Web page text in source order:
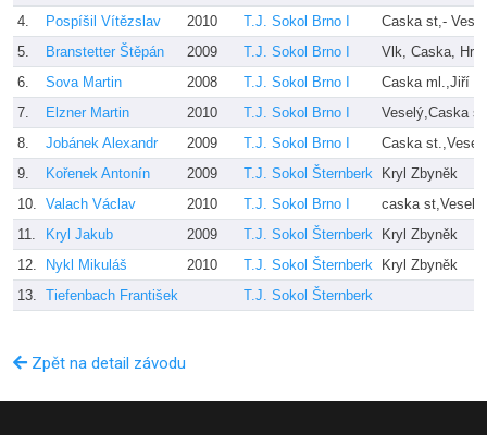
4.
Pospíšil Vítězslav 2010 T.J. Sokol Brno I
Caska st,-
5.
Branstetter Štěpán 2009 T.J. Sokol Brno I
Vlk, Caska,
6.
Sova Martin 2008 T.J. Sokol Brno I
Caska ml.,Jiří
7.
Elzner Martin 2010 T.J. Sokol Brno I
Veselý,Caska
8.
Jobánek Alexandr 2009 T.J. Sokol Brno I
Caska
9.
Kořenek Antonín 2009 T.J. Sokol Šternberk
Kryl Zbyněk
10. Valach Václav 2010 T.J. Sokol Brno I
caska st,Veselý
11.
Kryl Jakub 2009 T.J. Sokol Šternberk
Kryl Zbyněk
12.
Nykl Mikuláš 2010 T.J. Sokol Šternberk
Kryl Zbyněk
13. Tiefenbach František T.J. Sokol Šternberk
Zpět na detail závodu